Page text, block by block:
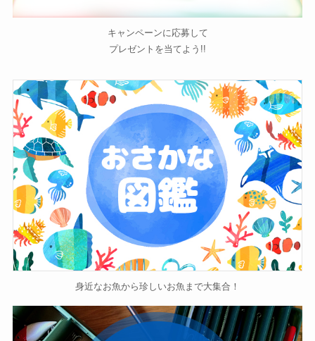
キャンペーンに応募して
プレゼントを当てよう!!
身近なお魚から珍しいお魚まで大集合！